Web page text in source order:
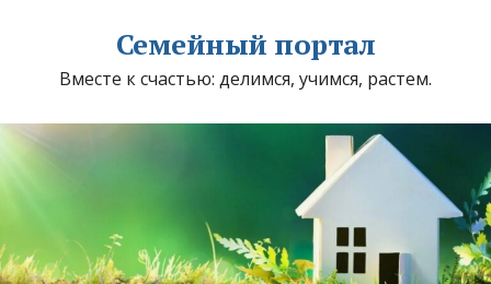
Семейный портал
Вместе к счастью: делимся, учимся, растем.